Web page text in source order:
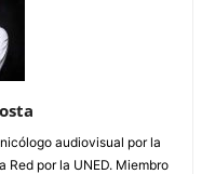
audiovisual por la
Red por la UNED. Miembro